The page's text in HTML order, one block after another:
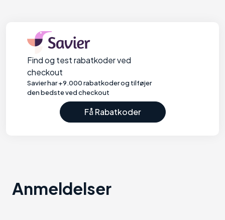
Find og test rabatkoder ved
checkout
Savier har +9.000 rabatkoder og tilføjer
den bedste ved checkout
Få Rabatkoder
Anmeldelser